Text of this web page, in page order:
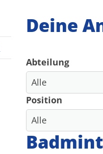
Deine
Abteilung
Position